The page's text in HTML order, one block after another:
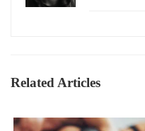
Related Articles